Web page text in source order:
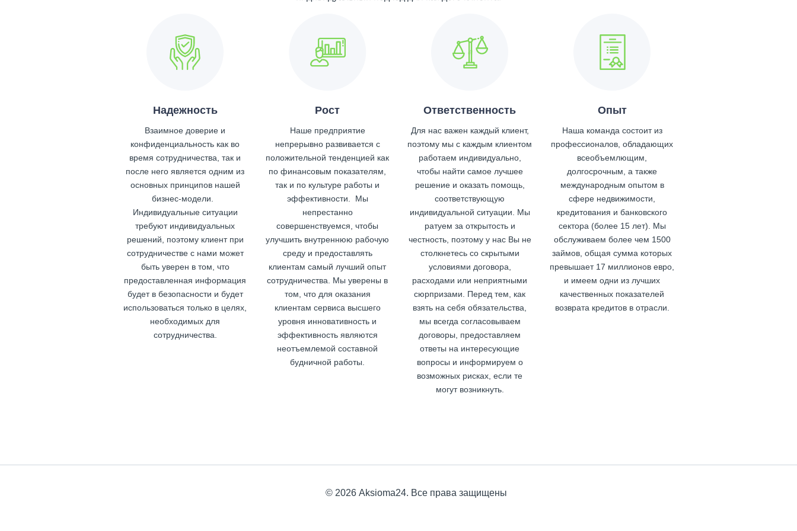
Надежность
Взаимное доверие и
конфиденциальность как во
время сотрудничества, так и
после него является одним из
основных принципов нашей
бизнес-модели.
Индивидуальные ситуации
требуют индивидуальных
решений, поэтому клиент при
сотрудничестве с нами может
быть уверен в том, что
предоставленная информация
будет в безопасности и будет
использоваться только в целях,
необходимых для
сотрудничества.
Рост
Наше предприятие
непрерывно развивается с
положительной тенденцией как
по финансовым показателям,
так и по культуре работы и
эффективности. Мы
непрестанно
совершенствуемся, чтобы
улучшить внутреннюю рабочую
среду и предоставлять
клиентам самый лучший опыт
сотрудничества. Мы уверены в
том, что для оказания
клиентам сервиса высшего
уровня инновативность и
эффективность являются
неотъемлемой составной
будничной работы.
Ответственность
Для нас важен каждый клиент,
поэтому мы с каждым клиентом
работаем индивидуально,
чтобы найти самое лучшее
решение и оказать помощь,
соответствующую
индивидуальной ситуации. Мы
ратуем за открытость и
честность, поэтому у нас Вы не
столкнетесь со скрытыми
условиями договора,
расходами или неприятными
сюрпризами. Перед тем, как
взять на себя обязательства,
мы всегда согласовываем
договоры, предоставляем
ответы на интересующие
вопросы и информируем о
возможных рисках, если те
могут возникнуть.
Опыт
Наша команда состоит из
профессионалов, обладающих
всеобъемлющим,
долгосрочным, а также
международным опытом в
сфере недвижимости,
кредитования и банковского
сектора (более 15 лет). Мы
обслуживаем более чем 1500
займов, общая сумма которых
превышает 17 миллионов евро,
и имеем одни из лучших
качественных показателей
возврата кредитов в отрасли.
© 2026 Аksioma24. Все права защищены